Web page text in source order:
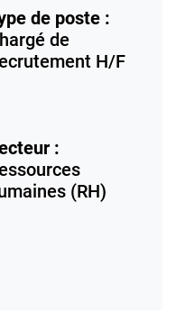
de poste :
de
H/F
:
(RH)